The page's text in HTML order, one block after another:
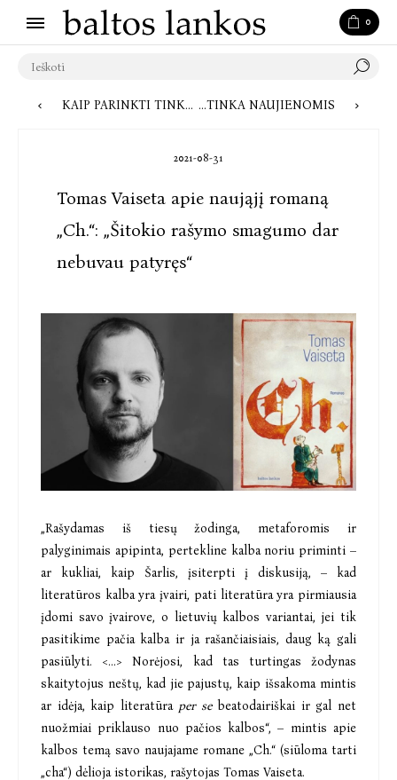
0
KAIP PARINKTI TINKAMAS KNYGAS VAIKAMS: PATARIA VAIKŲ PSICHOLOGĖ KNYGOS-ĮVYKIAI, LITERATŪRINIS ŠĖLAS IR NUSKAIDRINANTI MELANCHOLIJA – „BALTOS LANKOS“ RUDENĮ PASITINKA NAUJIENOMIS
2021-08-31
Tomas Vaiseta apie naująjį romaną
„Ch.“: „Šitokio rašymo smagumo dar
nebuvau patyręs“
„Rašydamas iš tiesų žodinga, metaforomis ir
palyginimais apipinta, pertekline kalba noriu priminti –
ar kukliai, kaip Šarlis, įsiterpti į diskusiją, – kad
literatūros kalba yra įvairi, pati literatūra yra pirmiausia
įdomi savo įvairove, o lietuvių kalbos variantai, jei tik
pasitikime pačia kalba ir ja rašančiaisiais, daug ką gali
pasiūlyti. <...> Norėjosi, kad tas turtingas žodynas
skaitytojus neštų, kad jie pajustų, kaip išsakoma mintis
ar idėja, kaip literatūraper sebeatodairiškai ir gal net
nuožmiai priklauso nuo pačios kalbos“, – mintis apie
kalbos temą savo naujajame romane „Ch.“ (siūloma tarti
„cha“) dėlioja istorikas, rašytojas Tomas Vaiseta.